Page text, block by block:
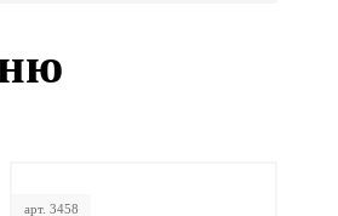
арт. 3458